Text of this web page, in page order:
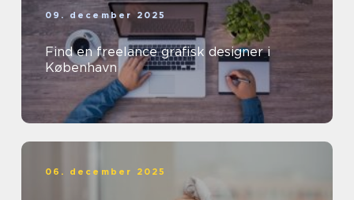
09. december 2025
Find en freelance grafisk designer i
København
06. december 2025